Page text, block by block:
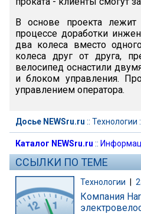
В основе проекта
процессе доработки
два колеса вместо
колеса друг от друга,
велосипед оснастили
и блоком управления.
управлением оператора.
Досье NEWSru.ru :: Технологии
Каталог NEWSru.ru ::
ССЫЛКИ ПО ТЕМЕ
Технологии
Компания